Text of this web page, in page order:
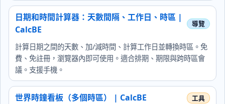
日期和時間計算器：天數間隔、工作日、時區 |
CalcBE
計算日期之間的天數、加/減時間、計算工作日並轉換時區。免
費、免註冊，瀏覽器內即可使用。適合排期、期限與跨時區會
議。支援手機。
世界時鐘看板（多個時區） | CalcBE